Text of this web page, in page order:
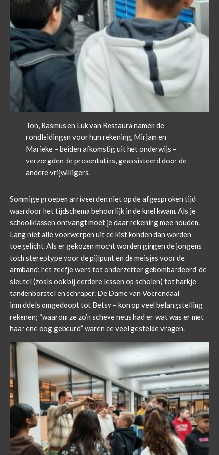
Ton, Rasmus en Luk van Restaura namen de
rondleidingen voor hun rekening, Mirjam en
Marieke – beiden afkomstig uit het onderwijs –
verzorgden de presentaties, geassisteerd door de
andere vrijwilligers.
Sommige groepen arriveerden niet op de afgesproken tijd
waardoor het tijdschema behoorlijk in de knel kwam. Als je
schoolklassen ontvangt moet je daar rekening mee houden.
Lang niet alle voorwerpen uit de kist konden dan worden
toegelicht. Als er gekozen mocht worden gingen de jongens
toch stereotype voor de pijlpunt en de meisjes voor de
armband; het zeefje werd tot onderzetter gebombardeerd, de
sleutel (zoals ook bij eerdere lessen op scholen) tot harkje,
tandenborstel en schraper. De Dame van Voerendaal –
inmiddels omgedoopt tot Betsy – kon op veel belangstelling
rekenen; “waarom ze zo’n scheve neus had en wat was er met
haar ene oog gebeurd” waren de veel gestelde vragen.